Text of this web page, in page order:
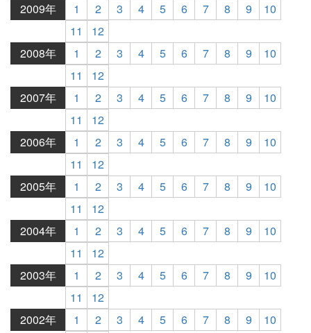
2009年
1 2 3 4 5 6 7 8 9
10
11
12
2008年
1 2 3 4 5 6 7 8 9
10
11
12
2007年
1 2 3 4 5 6 7 8 9
10
11
12
2006年
1 2 3 4 5 6 7 8 9
10
11
12
2005年
1 2 3 4 5 6 7 8 9
10
11
12
2004年
1 2 3 4 5 6 7 8 9
10
11
12
2003年
1 2 3 4 5 6 7 8 9
10
11
12
2002年
1 2 3 4 5 6 7 8 9
10